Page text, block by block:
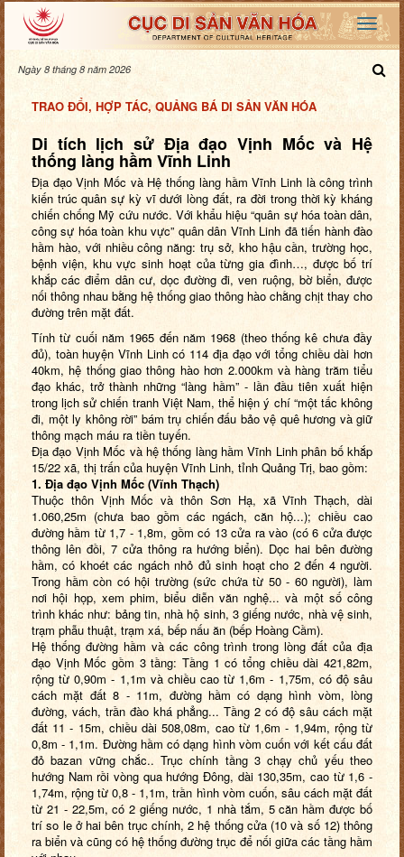
Ngày 8 tháng 8 năm 2026
TRAO ĐỔI, HỢP TÁC, QUẢNG BÁ DI SẢN VĂN HÓA
Di tích lịch sử Địa đạo Vịnh Mốc và Hệ
thống làng hầm Vĩnh Linh
Địa đạo Vịnh Mốc và Hệ thống làng hầm Vĩnh Linh là công trình
kiến trúc quân sự kỳ vĩ dưới lòng đất, ra đời trong thời kỳ kháng
chiến chống Mỹ cứu nước. Với khẩu hiệu “quân sự hóa toàn dân,
công sự hóa toàn khu vực” quân dân Vĩnh Linh đã tiến hành đào
hầm hào, với nhiều công năng: trụ sở, kho hậu cần, trường học,
bệnh viện, khu vực sinh hoạt của từng gia đình…, được bố trí
khắp các điểm dân cư, dọc đường đi, ven ruộng, bờ biển, được
nối thông nhau bằng hệ thống giao thông hào chằng chịt thay cho
đường trên mặt đất.
Tính từ cuối năm 1965 đến năm 1968 (theo thống kê chưa đầy
đủ), toàn huyện Vĩnh Linh có 114 địa đạo với tổng chiều dài hơn
40km, hệ thống giao thông hào hơn 2.000km và hàng trăm tiểu
đạo khác, trở thành những “làng hầm” - lần đầu tiên xuất hiện
trong lịch sử chiến tranh Việt Nam, thể hiện ý chí “một tấc không
đi, một ly không rời” bám trụ chiến đấu bảo vệ quê hương và giữ
thông mạch máu ra tiền tuyến.
Địa đạo Vịnh Mốc và hệ thống làng hầm Vĩnh Linh phân bố khắp
15/22 xã, thị trấn của huyện Vĩnh Linh, tỉnh Quảng Trị, bao gồm:
1. Địa đạo Vịnh Mốc (Vĩnh Thạch)
Thuộc thôn Vịnh Mốc và thôn Sơn Hạ, xã Vĩnh Thạch, dài
1.060,25m (chưa bao gồm các ngách, căn hộ...); chiều cao
đường hầm từ 1,7 - 1,8m, gồm có 13 cửa ra vào (có 6 cửa được
thông lên đồi, 7 cửa thông ra hướng biển). Dọc hai bên đường
hầm, có khoét các ngách nhỏ đủ sinh hoạt cho 2 đến 4 người.
Trong hầm còn có hội trường (sức chứa từ 50 - 60 người), làm
nơi hội họp, xem phim, biểu diễn văn nghệ... và một số công
trình khác như: bảng tin, nhà hộ sinh, 3 giếng nước, nhà vệ sinh,
trạm phẫu thuật, trạm xá, bếp nấu ăn (bếp Hoàng Cầm).
Hệ thống đường hầm và các công trình trong lòng đất của địa
đạo Vịnh Mốc gồm 3 tầng: Tầng 1 có tổng chiều dài 421,82m,
rộng từ 0,90m - 1,1m và chiều cao từ 1,6m - 1,75m, có độ sâu
cách mặt đất 8 - 11m, đường hầm có dạng hình vòm, lòng
đường, vách, trần đào khá phẳng... Tầng 2 có độ sâu cách mặt
đất 11 - 15m, chiều dài 508,08m, cao từ 1,6m - 1,94m, rộng từ
0,8m - 1,1m. Đường hầm có dạng hình vòm cuốn với kết cấu đất
đỏ bazan vững chắc.. Trục chính tầng 3 chạy chủ yếu theo
hướng Nam rồi vòng qua hướng Đông, dài 130,35m, cao từ 1,6 -
1,74m, rộng từ 0,8 - 1,1m, trần hình vòm cuốn, sâu cách mặt đất
từ 21 - 22,5m, có 2 giếng nước, 1 nhà tắm, 5 căn hầm được bố
trí so le ở hai bên trục chính, 2 hệ thống cửa (10 và số 12) thông
ra biển và cũng có hệ thống đường trục để nối giữa các tầng hầm